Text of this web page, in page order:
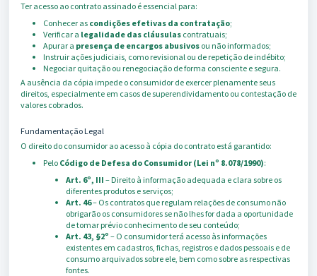
Ter acesso ao contrato assinado é essencial para:
Conhecer as condições efetivas da contratação;
Verificar a legalidade das cláusulas contratuais;
Apurar a presença de encargos abusivos ou não informados;
Instruir ações judiciais, como revisional ou de repetição de indébito;
Negociar quitação ou renegociação de forma consciente e segura.
A ausência da cópia impede o consumidor de exercer plenamente seus
direitos, especialmente em casos de superendividamento ou contestação de
valores cobrados.
Fundamentação Legal
O direito do consumidor ao acesso à cópia do contrato está garantido:
Pelo Código de Defesa do Consumidor (Lei nº 8.078/1990):
Art. 6º, III – Direito à informação adequada e clara sobre os
diferentes produtos e serviços;
Art. 46– Os contratos que regulam relações de consumo não
obrigarão os consumidores se não lhes for dada a oportunidade
de tomar prévio conhecimento de seu conteúdo;
Art. 43, §2º – O consumidor terá acesso às informações
existentes em cadastros, fichas, registros e dados pessoais e de
consumo arquivados sobre ele, bem como sobre as respectivas
fontes.